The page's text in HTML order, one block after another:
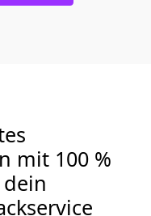
mit 100 %